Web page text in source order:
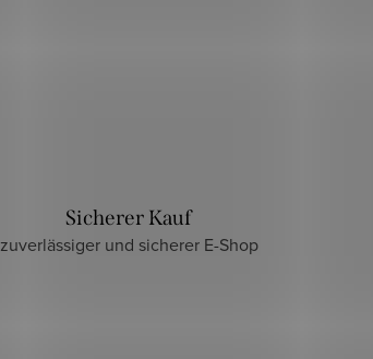
Sicherer Kauf
zuverlässiger und sicherer E-Shop